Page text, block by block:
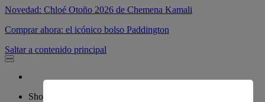
Novedad: Chloé Otoño 2026 de Chemena Kamali
Comprar ahora: el icónico bolso Paddington
Saltar a contenido principal
Shop